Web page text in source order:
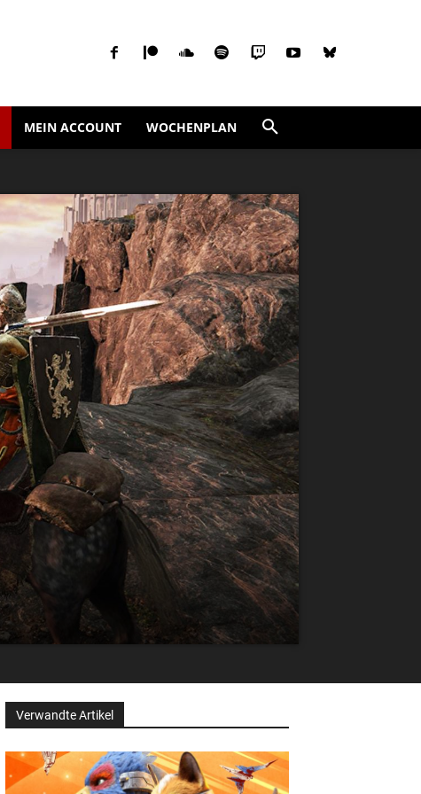
MEIN ACCOUNT WOCHENPLAN
Verwandte Artikel